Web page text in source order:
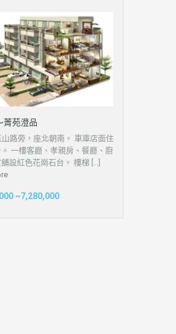
菁苑澄品
山路旁，座北朝南。 車庫店面住
一樓客廳、孝親房、餐廳、廚
設紅色花崗石台。 樓梯 […]
~7,280,000